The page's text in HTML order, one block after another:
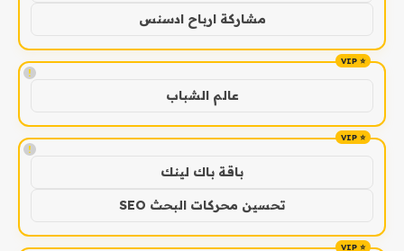
مشاركة ارباح ادسنس
!
عالم الشباب
!
باقة باك لينك
تحسين محركات البحث SEO